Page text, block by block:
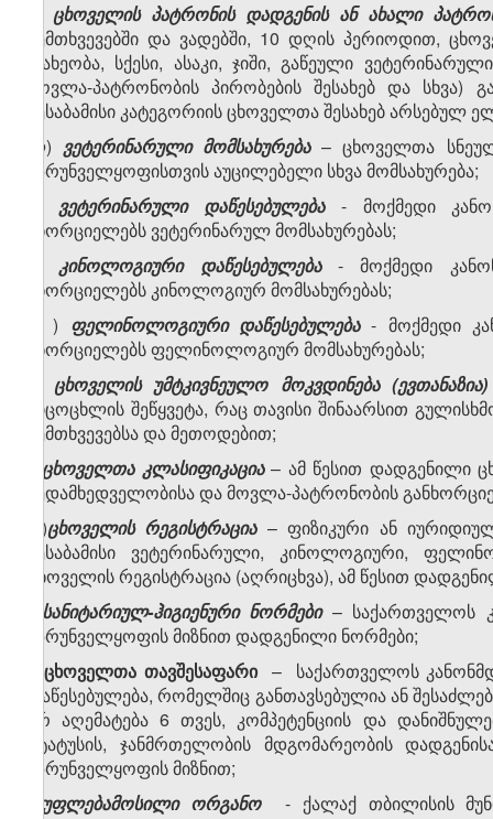
ცხოველის პატრონის დადგენის ან ახალი
შემთხვევებში და ვადებში, 10 დღის პერიოდით,
(სახეობა, სქესი, ასაკი, ჯიში, გაწეული
მოვლა-პატრონობის პირობების შესახებ და
შესაბამისი კატეგორიის ცხოველთა შესახებ
ლ) ვეტერინარული მომსახურება– ცხოველთა
უზრუნველყოფისთვის აუცილებელი სხვა მომსახურება;
ვეტერინარული დაწესებულება- მოქმედი
ახორციელებს ვეტერინარულ მომსახურებას;
ნ)კინოლოგიური დაწესებულება- მოქმედი
ახორციელებს კინოლოგიურ მომსახურებას;
) ფელინოლოგიური დაწესებულება - მოქმედი
ახორციელებს ფელინოლოგიურ მომსახურებას;
ცხოველის უმტკივნეულო მოკვდინება
სიცოცხლის შეწყვეტა, რაც თავისი შინაარსით
შემთხვევებსა და მეთოდებით;
ცხოველთა კლასიფიკაცია– ამ წესით დადგენილი
ზედამხედველობისა და მოვლა-პატრონობის
რ)ცხოველის რეგისტრაცია– ფიზიკური ან
შესაბამისი ვეტერინარული, კინოლოგიური,
ცხოველის რეგისტრაცია (აღრიცხვა), ამ წესით
სანიტარიულ-ჰიგიენური ნორმები– საქართველოს
უზრუნველყოფის მიზნით დადგენილი ნორმები;
ცხოველთა თავშესაფარი –
საქართველოს
დაწესებულება, რომელშიც განთავსებულია ან
არ აღემატება 6 თვეს, კომპეტენციის და
სტატუსის, ჯანმრთელობის მდგომარეობის
უზრუნველყოფის მიზნით;
უფლებამოსილი ორგანო
- ქალაქ თბილისის